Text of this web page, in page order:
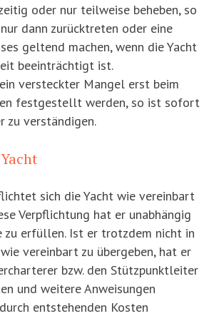
oder nur teilweise beheben, so
dann zurücktreten oder eine
geltend machen, wenn die Yacht
beeinträchtigt ist.
versteckter Mangel erst beim
festgestellt werden, so ist sofort
zu verständigen.
sich die Yacht wie vereinbart
Verpflichtung hat er unabhängig
zu erfüllen. Ist er trotzdem nicht in
vereinbart zu übergeben, hat er
bzw. den Stützpunktleiter
und weitere Anweisungen
entstehenden Kosten